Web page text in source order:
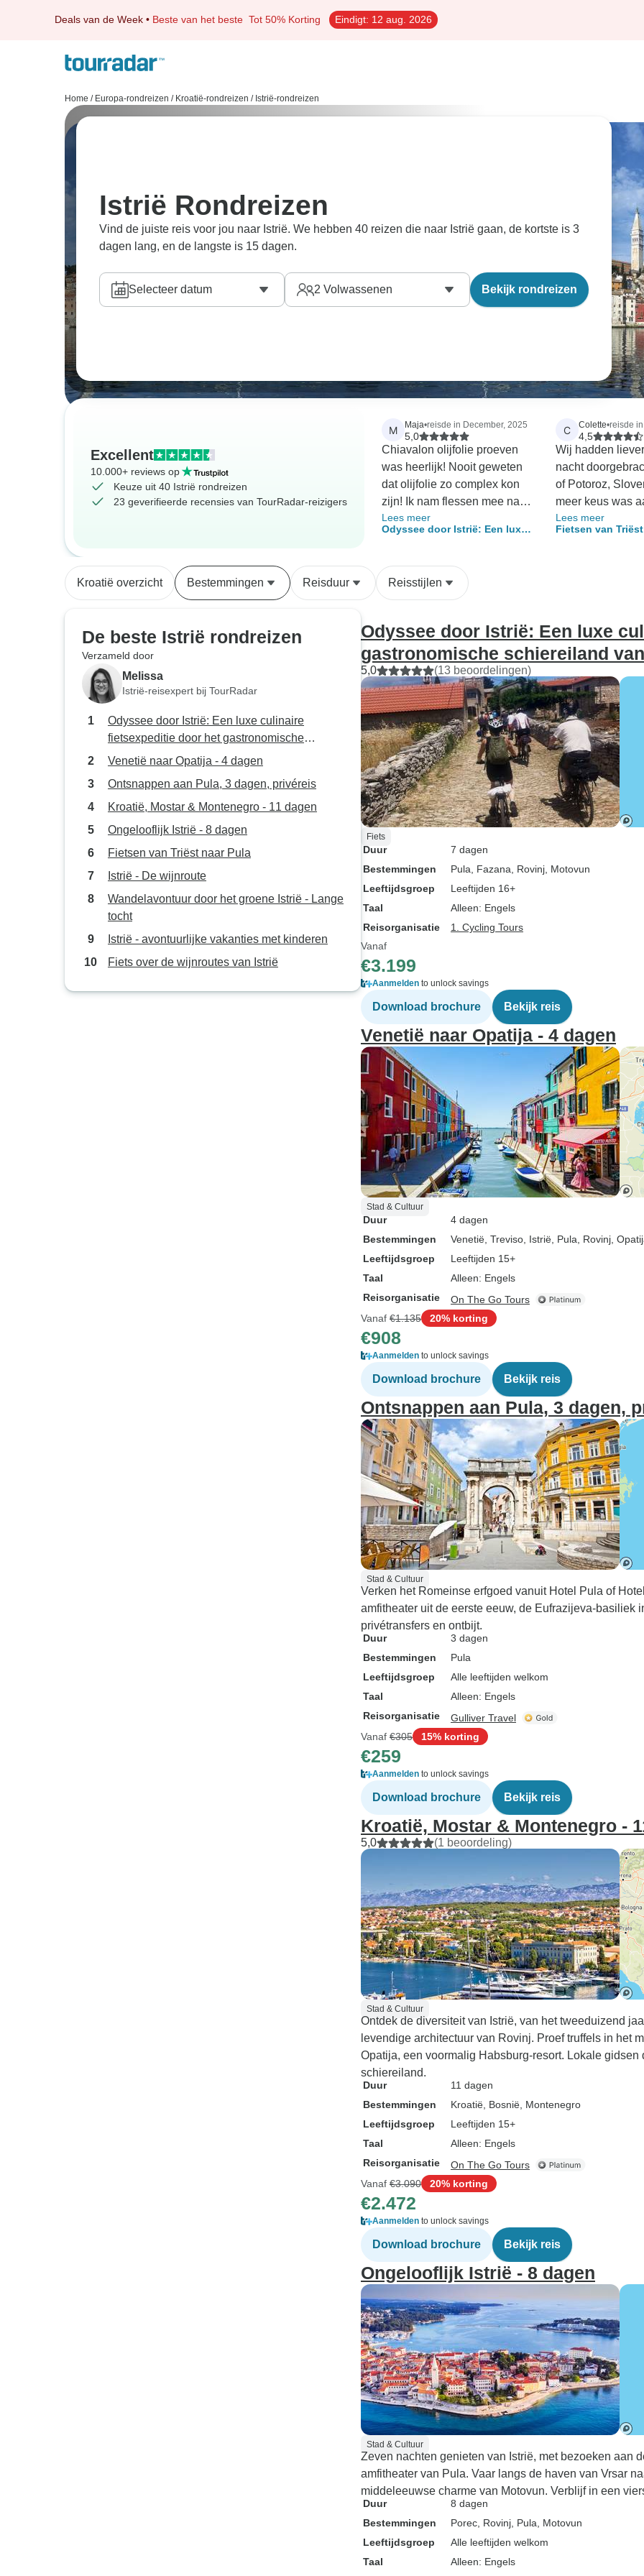
Deals van de Week • Beste van het beste Tot 50% Korting Eindigt: 12 aug. 2026
Home / Europa-rondreizen / Kroatië-rondreizen / Istrië-rondreizen
Istrië Rondreizen
Vind de juiste reis voor jou naar Istrië. We hebben 40 reizen die naar Istrië gaan, de kortste is 3
dagen lang, en de langste is 15 dagen.
Selecteer datum 2 Volwassenen Bekijk rondreizen
Excellent
10.000+ reviews op
Keuze uit 40 Istrië rondreizen
23 geverifieerde recensies van TourRadar-reizigers
M Maja•reisde in December, 2025
5,0
Chiavalon olijfolie proeven
was heerlijk! Nooit geweten
dat olijfolie zo complex kon
zijn! Ik nam flessen mee naar
huis. Fietsen door hun
boomgaarden achteraf
compleet.Rovinj oude stad is
geweldig en de zee is
Lees meer
Odyssee door Istrië: Een luxe
schiereiland van Kroatië
C Colette•reisde
4,5
Wij hadden
nacht
of Potoroz,
meer keus was
restaurants en
hotel Lovac was
Ze waren mooi
precies waar wij
Op de laatste
onze reis waren
13 km op
was erg
op racefietsen.
verteld dat we
aanwijzingen
maar dat was
Lees meer
Fietsen van
Kroatië overzicht Bestemmingen Reisduur Reisstijlen
De beste Istrië rondreizen
Verzameld door
Melissa
Istrië-reisexpert bij TourRadar
Odyssee door Istrië: Een luxe culinaire
fietsexpeditie door het gastronomische
schiereiland van Kroatië
Venetië naar Opatija - 4 dagen
Ontsnappen aan Pula, 3 dagen, privéreis
Kroatië, Mostar & Montenegro - 11 dagen
Ongelooflijk Istrië - 8 dagen
Fietsen van Triëst naar Pula
Istrië - De wijnroute
Wandelavontuur door het groene Istrië - Lange
tocht
Istrië - avontuurlijke vakanties met kinderen
Fiets over de wijnroutes van Istrië
Odyssee door Istrië: Een luxe
gastronomische schiereiland
5,0 (13 beoordelingen)
Fiets
Duur
7 dagen
Bestemmingen
Pula , Fazana , Rovinj , Motovun
Leeftijdsgroep
Leeftijden 16+
Taal
Alleen: Engels
Reisorganisatie
1. Cycling Tours
Vanaf
€3.199
Aanmelden to unlock savings
Download brochure Bekijk reis
Venetië naar Opatija - 4 dagen
Stad & Cultuur
Duur
4 dagen
Bestemmingen
Venetië , Treviso , Istrië , Pula , Rovinj ,
Leeftijdsgroep
Leeftijden 15+
Taal
Alleen: Engels
Reisorganisatie
On The Go Tours
Vanaf €1.135 20% korting
€908
Aanmelden to unlock savings
Download brochure Bekijk reis
Ontsnappen aan Pula, 3 dagen,
Stad & Cultuur
Verken het Romeinse erfgoed vanuit Hotel Pula of
amfitheater uit de eerste eeuw, de Eufrazijeva-basiliek
privétransfers en ontbijt.
Duur
3 dagen
Bestemmingen
Pula
Leeftijdsgroep
Alle leeftijden welkom
Taal
Alleen: Engels
Reisorganisatie
Gulliver Travel
Vanaf €305 15% korting
€259
Aanmelden to unlock savings
Download brochure Bekijk reis
Kroatië, Mostar & Montenegro -
5,0 (1 beoordeling)
Stad & Cultuur
Ontdek de diversiteit van Istrië, van het tweeduizend
levendige architectuur van Rovinj. Proef truffels in het
Opatija, een voormalig Habsburg-resort. Lokale
schiereiland.
Duur
11 dagen
Bestemmingen
Kroatië , Bosnië , Montenegro
Leeftijdsgroep
Leeftijden 15+
Taal
Alleen: Engels
Reisorganisatie
On The Go Tours
Vanaf €3.090 20% korting
€2.472
Aanmelden to unlock savings
Download brochure Bekijk reis
Ongelooflijk Istrië - 8 dagen
Stad & Cultuur
Zeven nachten genieten van Istrië, met bezoeken aan
amfitheater van Pula. Vaar langs de haven van Vrsar
middeleeuwse charme van Motovun. Verblijf in een
Duur
8 dagen
Bestemmingen
Porec , Rovinj , Pula , Motovun
Leeftijdsgroep
Alle leeftijden welkom
Taal
Alleen: Engels